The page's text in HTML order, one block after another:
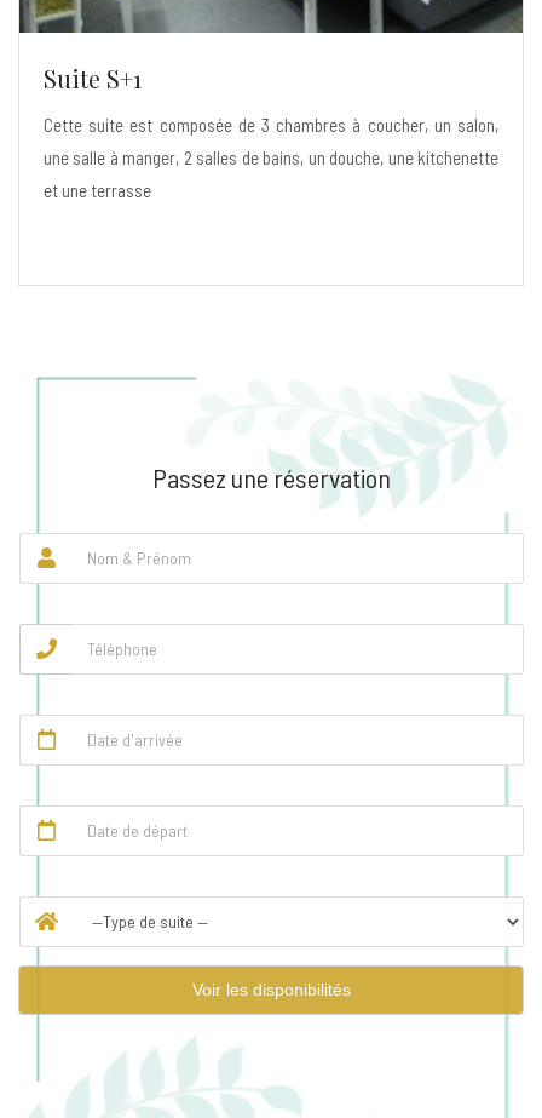
Suite S+1
Cette suite est composée de 3 chambres à coucher, un salon,
une salle à manger, 2 salles de bains, un douche, une kitchenette
et une terrasse
Passez une réservation
Voir les disponibilités